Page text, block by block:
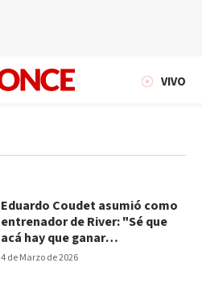
VIVO
4 de Marzo de 2026
Eduardo Coudet asumió como
entrenador de River: "Sé que
acá hay que ganar
campeonatos"